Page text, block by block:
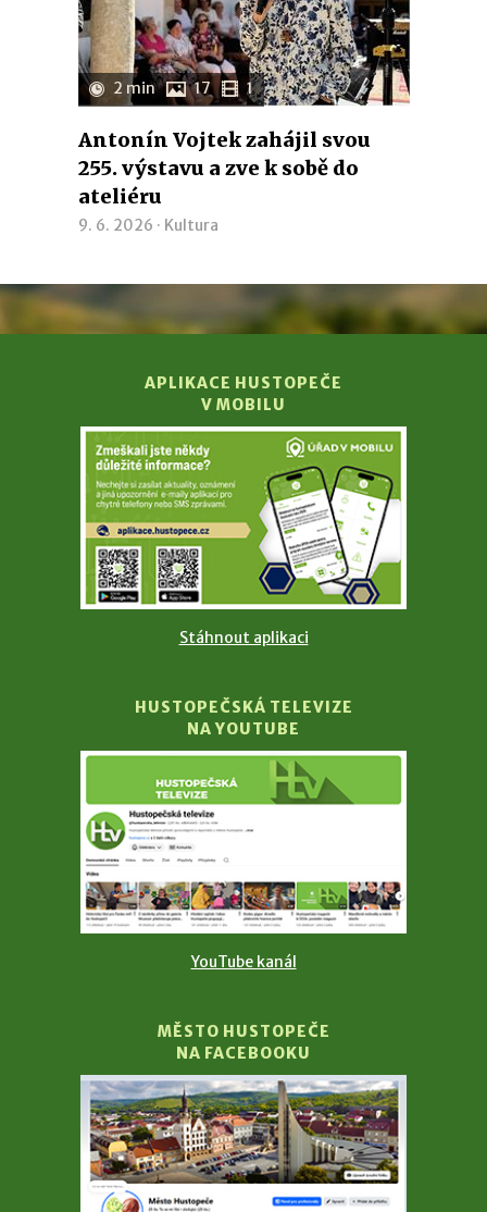
2 min 17 1
Antonín Vojtek zahájil svou
255. výstavu a zve k sobě do
ateliéru
9. 6. 2026 · Kultura
APLIKACE HUSTOPEČE
V MOBILU
Stáhnout aplikaci
HUSTOPEČSKÁ TELEVIZE
NA YOUTUBE
YouTube kanál
MĚSTO HUSTOPEČE
NA FACEBOOKU